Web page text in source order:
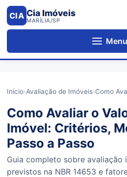
CIA Cia Imóveis
MARÍLIA/SP
Menu
Início›Avaliação de Imóveis›Como
Como Avaliar o
Imóvel: Critérios,
Passo a Passo
Guia completo sobre avaliação
previstos na NBR 14653 e